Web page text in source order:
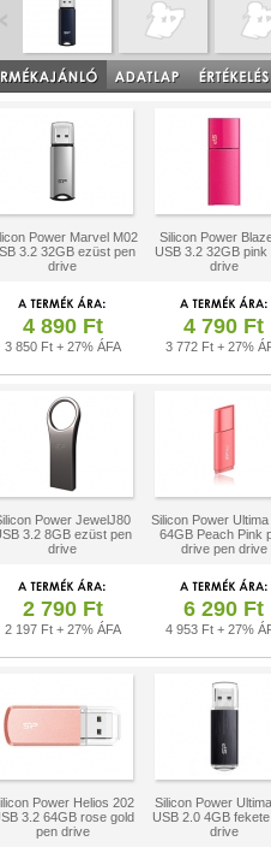
Power Marvel M02
3.2 32GB ezüst pen
drive
Silicon Power
USB 3.2 32GB pink
drive
4 890 Ft
3 850 Ft + 27% ÁFA
4 790 Ft
3 772 Ft + 27%
Power JewelJ80
3.2 8GB ezüst pen
drive
Silicon Power
64GB Peach Pink
drive pen drive
2 790 Ft
2 197 Ft + 27% ÁFA
6 290 Ft
4 953 Ft + 27%
Power Helios 202
3.2 64GB rose gold
pen drive
Silicon Power
USB 2.0 4GB
drive